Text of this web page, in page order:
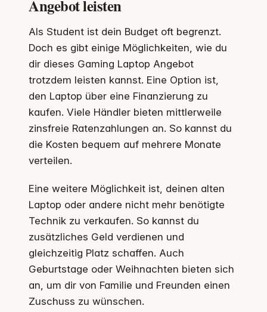
Angebot leisten
Als Student ist dein Budget oft begrenzt.
Doch es gibt einige Möglichkeiten, wie du
dir dieses Gaming Laptop Angebot
trotzdem leisten kannst. Eine Option ist,
den Laptop über eine Finanzierung zu
kaufen. Viele Händler bieten mittlerweile
zinsfreie Ratenzahlungen an. So kannst du
die Kosten bequem auf mehrere Monate
verteilen.
Eine weitere Möglichkeit ist, deinen alten
Laptop oder andere nicht mehr benötigte
Technik zu verkaufen. So kannst du
zusätzliches Geld verdienen und
gleichzeitig Platz schaffen. Auch
Geburtstage oder Weihnachten bieten sich
an, um dir von Familie und Freunden einen
Zuschuss zu wünschen.